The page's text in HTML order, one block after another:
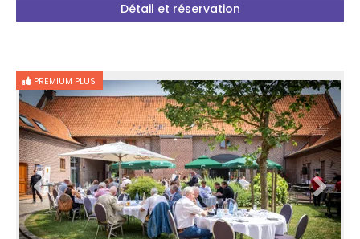
Détail et réservation
PREMIUM PLUS